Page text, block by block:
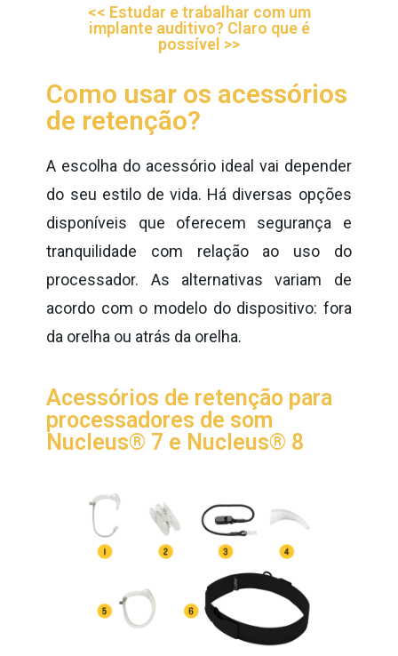
<< Estudar e trabalhar com um
implante auditivo? Claro que é
possível >>
Como usar os acessórios
de retenção?
A escolha do acessório ideal vai depender
do seu estilo de vida. Há diversas opções
disponíveis que oferecem segurança e
tranquilidade com relação ao uso do
processador. As alternativas variam de
acordo com o modelo do dispositivo: fora
da orelha ou atrás da orelha.
Acessórios de retenção para
processadores de som
Nucleus® 7 e Nucleus® 8